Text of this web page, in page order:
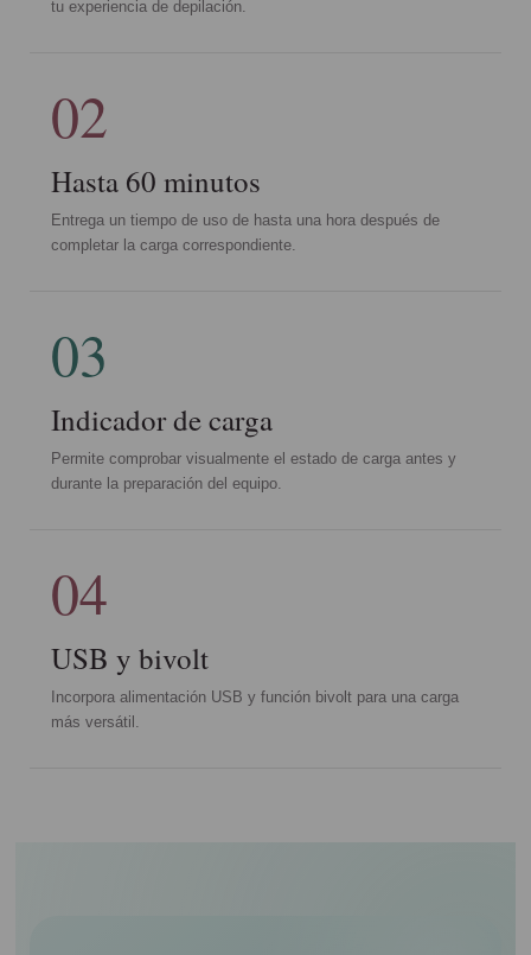
tu experiencia de depilación.
02
Hasta 60 minutos
Entrega un tiempo de uso de hasta una hora después de
completar la carga correspondiente.
03
Indicador de carga
Permite comprobar visualmente el estado de carga antes y
durante la preparación del equipo.
04
USB y bivolt
Incorpora alimentación USB y función bivolt para una carga
más versátil.